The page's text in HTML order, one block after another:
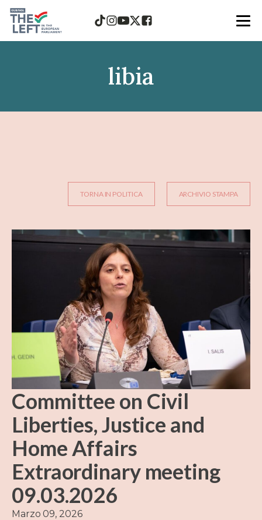
libia
TORNA IN POLITICA ARCHIVIO STAMPA
Committee on Civil
Liberties, Justice and
Home Affairs
Extraordinary meeting
09.03.2026
Marzo 09, 2026